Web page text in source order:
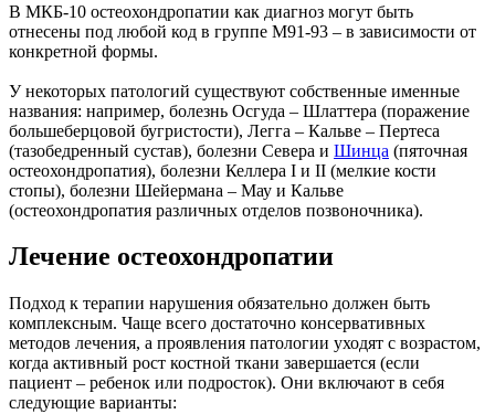
В МКБ-10 остеохондропатии как диагноз могут быть
отнесены под любой код в группе М91-93 – в зависимости от
конкретной формы.
У некоторых патологий существуют собственные именные
названия: например, болезнь Осгуда – Шлаттера (поражение
большеберцовой бугристости), Легга – Кальве – Пертеса
(тазобедренный сустав), болезни Севера и Шинца (пяточная
остеохондропатия), болезни Келлера I и II (мелкие кости
стопы), болезни Шейермана – Мау и Кальве
(остеохондропатия различных отделов позвоночника).
Лечение остеохондропатии
Подход к терапии нарушения обязательно должен быть
комплексным. Чаще всего достаточно консервативных
методов лечения, а проявления патологии уходят с возрастом,
когда активный рост костной ткани завершается (если
пациент – ребенок или подросток). Они включают в себя
следующие варианты: